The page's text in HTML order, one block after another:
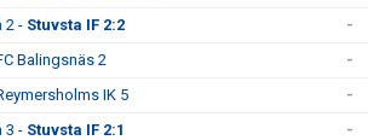
2 - Stuvsta IF 2:2
-
Balingsnäs 2
-
IK 5
-
3 - Stuvsta IF 2:1 -